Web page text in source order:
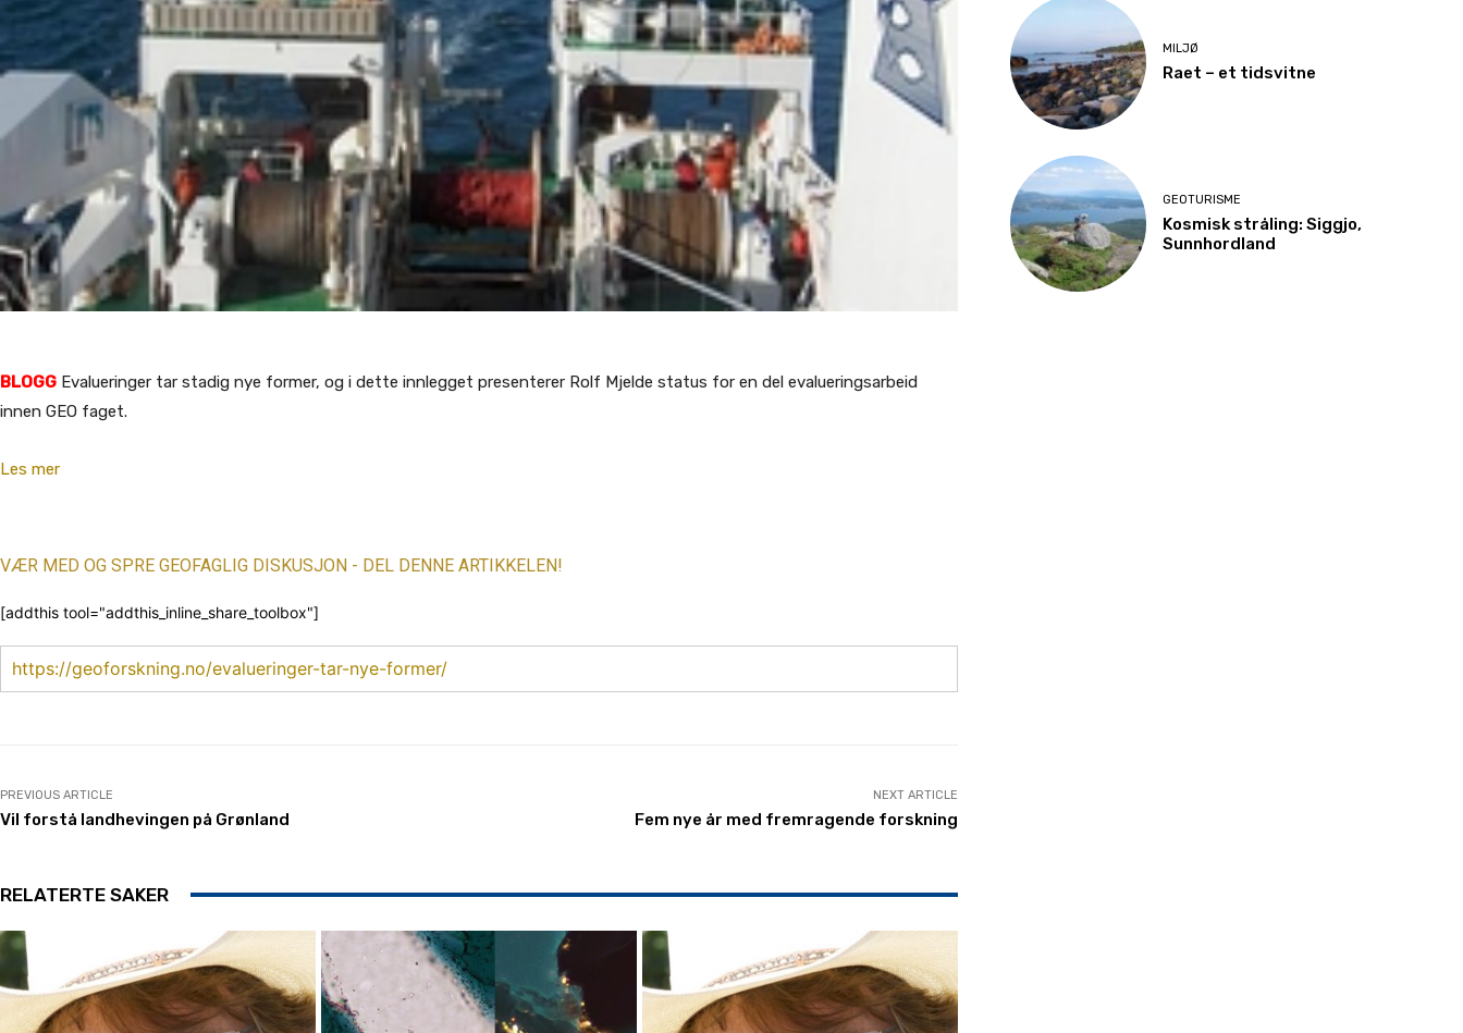
BLOGG Evalueringer tar stadig nye former, og i dette innlegget presenterer Rolf Mjelde status for en del evalueringsarbeid
innen GEO faget.
Les mer
VÆR MED OG SPRE GEOFAGLIG DISKUSJON - DEL DENNE ARTIKKELEN!
[addthis tool="addthis_inline_share_toolbox"]
https://geoforskning.no/evalueringer-tar-nye-former/
PREVIOUS ARTICLE
Vil forstå landhevingen på Grønland
NEXT ARTICLE
Fem nye år med fremragende forskning
RELATERTE SAKER
MILJØ
Raet – et tidsvitne
GEOTURISME
Kosmisk stråling: Siggjo,
Sunnhordland